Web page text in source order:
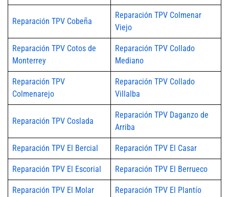
Reparación TPV Cobeña
Reparación TPV Colmenar
Viejo
Reparación TPV Cotos de
Monterrey
Reparación TPV Collado
Mediano
Reparación TPV
Colmenarejo
Reparación TPV Collado
Villalba
Reparación TPV Coslada
Reparación TPV Daganzo de
Arriba
Reparación TPV El Bercial Reparación TPV El Casar
Reparación TPV El Escorial Reparación TPV El Berrueco
Reparación TPV El Molar Reparación TPV El Plantío